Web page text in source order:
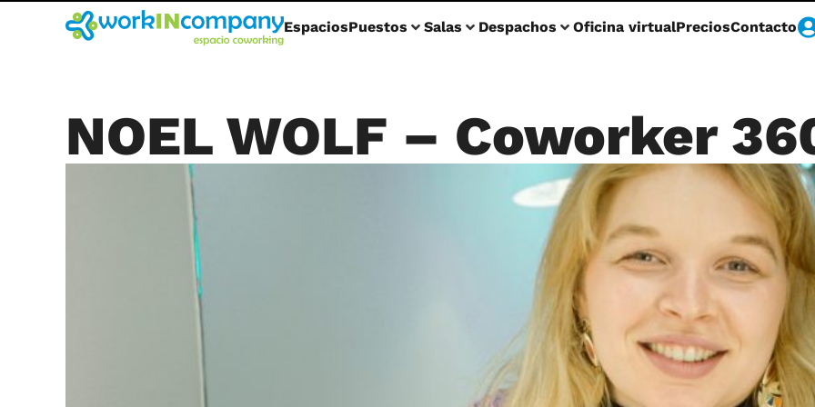
EspaciosPuestos Salas Despachos Oficina virtualPreciosContacto
NOEL WOLF – Coworker